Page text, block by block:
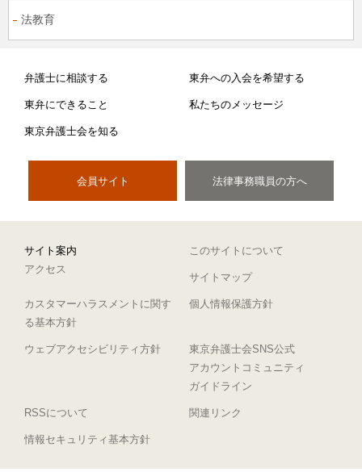
法教育
弁護士に相談する 東弁への入会を希望する
東弁にできること 私たちのメッセージ
東京弁護士会を知る
会員サイト 法律事務職員の方へ
サイト案内
このサイトについて
アクセス
サイトマップ
カスタマーハラスメントに関す
る基本方針
個人情報保護方針
ウェブアクセシビリティ方針
東京弁護士会SNS公式
アカウントコミュニティ
ガイドライン
RSSについて 関連リンク
情報セキュリティ基本方針